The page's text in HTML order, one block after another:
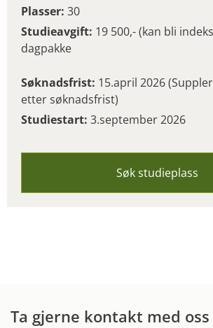
Plasser: 30
Studieavgift: 19 500,- (kan bli
dagpakke
Søknadsfrist: 15.april 2026
etter søknadsfrist)
Studiestart: 3.september 2026
Søk studieplass
Ta gjerne kontakt med